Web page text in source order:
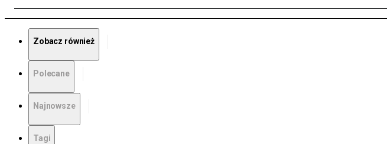
Zobacz również
Polecane
Najnowsze
Tagi